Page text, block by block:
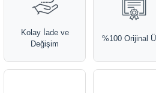
Kolay İade ve
Değişim
%100 Orijinal